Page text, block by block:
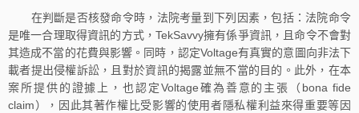
在判斷是否核發命令時，法院考量到下列因素，包括：法院命令
是唯一合理取得資訊的方式，TekSavvy擁有係爭資訊，且命令不會對
其造成不當的花費與影響。同時，認定Voltage有真實的意圖向非法下
載者提出侵權訴訟，且對於資訊的揭露並無不當的目的。此外，在本
案所提供的證據上，也認定Voltage確為善意的主張（bona fide
claim），因此其著作權比受影響的使用者隱私權利益來得重要等因